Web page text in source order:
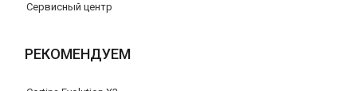
Сервисный центр
РЕКОМЕНДУЕМ